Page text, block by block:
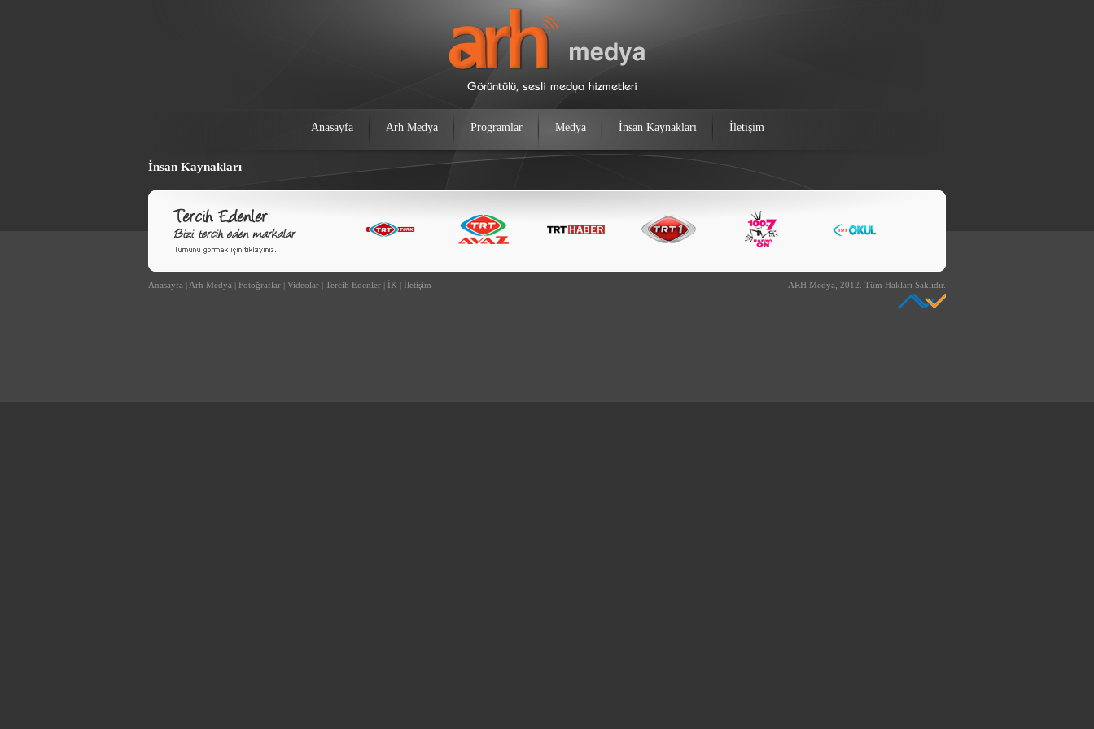
Anasayfa Arh Medya Programlar Medya İnsan Kaynakları İletişim
İnsan Kaynakları
Anasayfa | Arh Medya | Fotoğraflar | Videolar | Tercih Edenler | İK | İletişim
ARH Medya, 2012. Tüm Hakları Saklıdır.